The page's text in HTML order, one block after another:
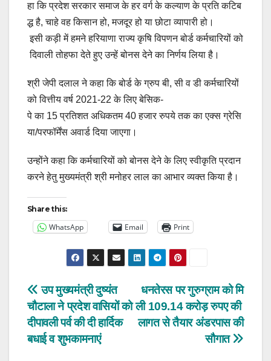
हा कि प्रदेश सरकार समाज के हर वर्ग के कल्याण के प्रति कटिब
द्ध है, चाहे वह किसान हो, मजदूर हो या छोटा व्यापारी हो।
इसी कड़ी में हमने हरियाणा राज्य कृषि विपणन बोर्ड कर्मचारियों को
दिवाली तोहफा देते हुए उन्हें बोनस देने का निर्णय लिया है।
श्री जेपी दलाल ने कहा कि बोर्ड के ग्रुप बी, सी व डी कर्मचारियों
को वित्तीय वर्ष 2021-22 के लिए बेसिक-
पे का 15 प्रतिशत अधिकतम 40 हजार रुपये तक का एक्स ग्रेसि
या/परफॉर्मेंस अवार्ड दिया जाएगा।
उन्होंने कहा कि कर्मचारियों को बोनस देने के लिए स्वीकृति प्रदान
करने हेतु मुख्यमंत्री श्री मनोहर लाल का आभार व्यक्त किया है।
Share this:
WhatsApp Email Print
Post
navigation
धनतेरस पर गुरुग्राम को मि
ली 109.14 करोड़ रुपए की
लागत से तैयार अंडरपास की
सौगात
उप मुख्यमंत्री दुष्यंत
चौटाला ने प्रदेश वासियों को
दीपावली पर्व की दी हार्दिक
बधाई व शुभकामनाएं